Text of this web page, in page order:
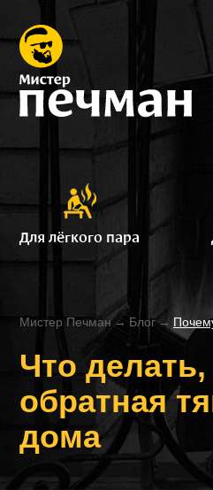
Для лёгкого пара
Мистер Печман → Блог →
Что
обратная
дома